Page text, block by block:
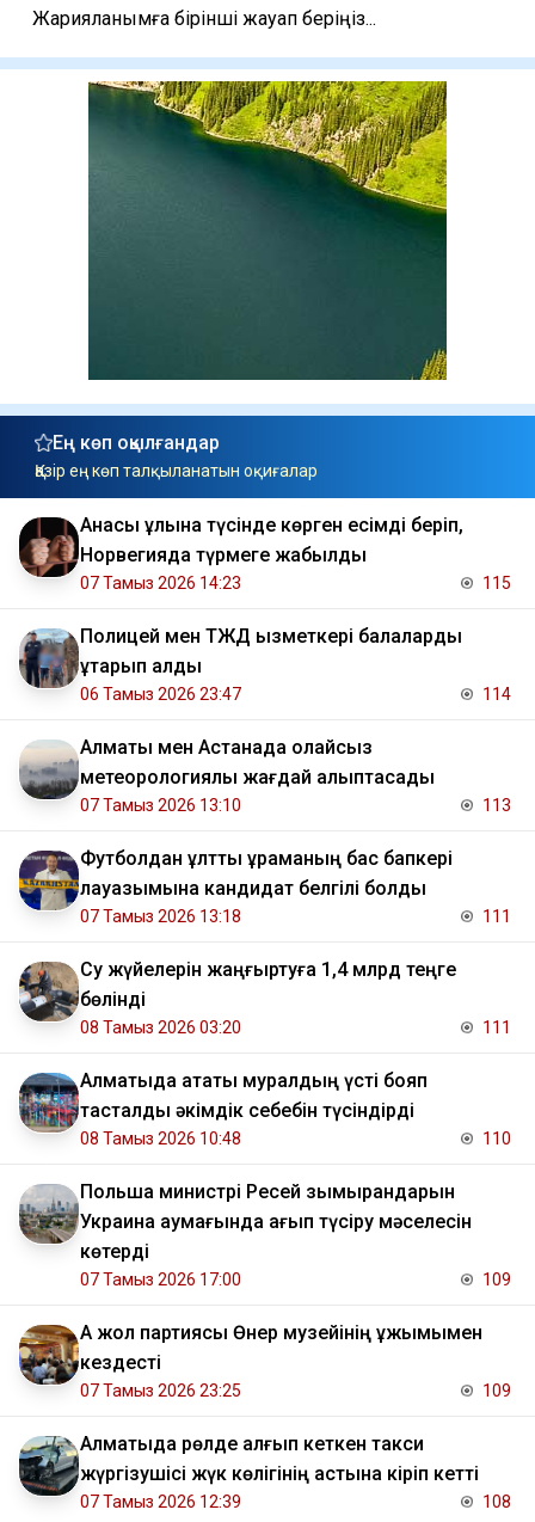
Жарияланымға бірінші жауап беріңіз...
Ең көп оқылғандар
Қазір ең көп талқыланатын оқиғалар
Анасы ұлына түсінде көрген есімді беріп,
Норвегияда түрмеге жабылды
07 Тамыз 2026 14:23 115
Полицей мен ТЖД қызметкері балаларды
құтқарып қалды
06 Тамыз 2026 23:47 114
Алматы мен Астанада қолайсыз
метеорологиялық жағдай қалыптасады
07 Тамыз 2026 13:10 113
Футболдан ұлттық құраманың бас бапкері
лауазымына кандидат белгілі болды
07 Тамыз 2026 13:18 111
Су жүйелерін жаңғыртуға 1,4 млрд теңге
бөлінді
08 Тамыз 2026 03:20 111
Алматыда атақты муралдың үсті бояп
тасталды әкімдік себебін түсіндірді
08 Тамыз 2026 10:48 110
Польша министрі Ресей зымырандарын
Украина аумағында қағып түсіру мәселесін
көтерді
07 Тамыз 2026 17:00 109
Ақ жол партиясы Өнер музейінің ұжымымен
кездесті
07 Тамыз 2026 23:25 109
Алматыда рөлде қалғып кеткен такси
жүргізушісі жүк көлігінің астына кіріп кетті
07 Тамыз 2026 12:39 108